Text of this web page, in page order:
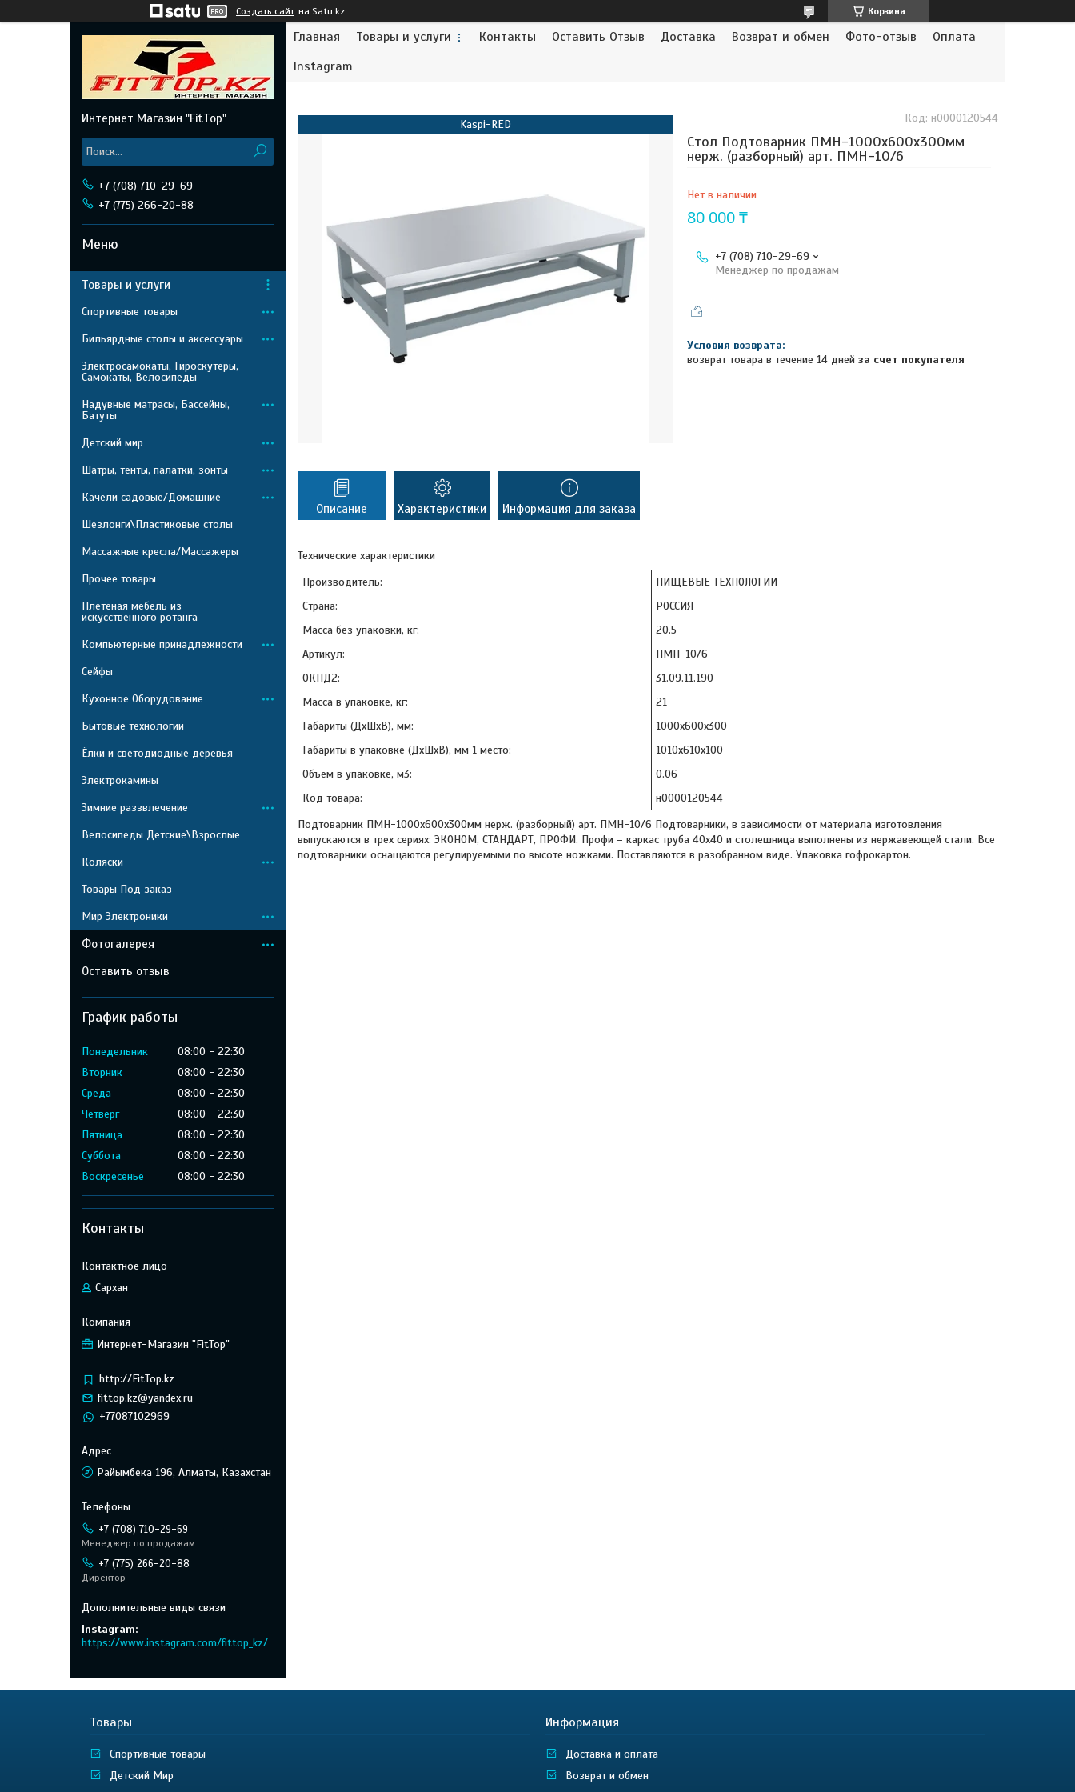
Создать сайт на Satu.kz Корзина
Главная Товары и услуги Контакты Оставить Отзыв Доставка Возврат и обмен Фото-отзыв
Оплата
Instagram
Kaspi-RED
Стол Подтоварник ПМН-1000х600х300мм
нерж. (разборный) арт. ПМН-10/6
Нет в наличии
Код:н0000120544
80 000 ₸
+7 (708) 710-29-69
Менеджер по продажам
возврат товара в течение 14 дней за счет покупателя
Описание Характеристики Информация для заказа
Технические характеристики
Производитель:
ПИЩЕВЫЕ ТЕХНОЛОГИИ
Страна:
РОССИЯ
Масса без упаковки, кг:
20.5
Артикул:
ПМН-10/6
ОКПД2:
31.09.11.190
Масса в упаковке, кг:
21
Габариты (ДхШхВ), мм:
1000х600х300
Габариты в упаковке (ДхШхВ), мм 1 место:
1010х610х100
Объем в упаковке, м3:
0.06
Код товара:
н0000120544
Подтоварник ПМН-1000х600х300мм нерж. (разборный) арт. ПМН-10/6 Подтоварники, в зависимости от материала изготовления
выпускаются в трех сериях: ЭКОНОМ, СТАНДАРТ, ПРОФИ. Профи – каркас труба 40х40 и столешница выполнены из нержавеющей стали. Все
подтоварники оснащаются регулируемыми по высоте ножками. Поставляются в разобранном виде. Упаковка гофрокартон.
Интернет Магазин "FitTop"
+7 (708) 710-29-69
+7 (775) 266-20-88
Товары и услуги
Спортивные товары
Бильярдные столы и аксессуары
Электросамокаты, Гироскутеры,
Самокаты, Велосипеды
Надувные матрасы, Бассейны,
Батуты
Детский мир
Шатры, тенты, палатки, зонты
Качели садовые/Домашние
Шезлонги\Пластиковые столы
Массажные кресла/Массажеры
Прочее товары
Плетеная мебель из
искусственного ротанга
Компьютерные принадлежности
Сейфы
Кухонное Оборудование
Бытовые технологии
Ёлки и светодиодные деревья
Электрокамины
Зимние раззвлечение
Велосипеды Детские\Взрослые
Коляски
Товары Под заказ
Мир Электроники
Фотогалерея
Оставить отзыв
График работы
Понедельник 08:00
22:30
Вторник
08:00
22:30
Среда
08:00
22:30
Четверг
08:00
22:30
Пятница
08:00
22:30
Суббота
08:00
22:30
Воскресенье
08:00 22:30
Контакты
Сархан
Интернет-Магазин "FitTop"
http://FitTop.kz
fittop.kz@yandex.ru
+77087102969
Райымбека 196, Алматы, Казахстан
+7 (708) 710-29-69
Менеджер по продажам
+7 (775) 266-20-88
Директор
Instagram
https://www.instagram.com/fittop_kz/
Товары
Спортивные товары
Детский Мир
Информация
Доставка и оплата
Возврат и обмен